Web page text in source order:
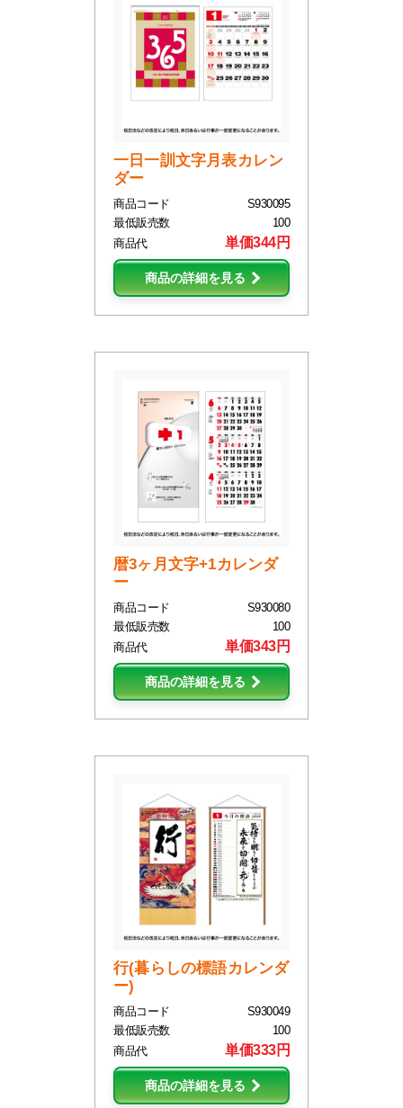
一日一訓文字月表カレン
ダー
商品コード
S930095
最低販売数
100
商品代
単価344円
商品の詳細を見る
暦3ヶ月文字+1カレンダ
ー
商品コード
S930080
最低販売数
100
商品代
単価343円
商品の詳細を見る
行(暮らしの標語カレンダ
ー)
商品コード
S930049
最低販売数
100
商品代
単価333円
商品の詳細を見る